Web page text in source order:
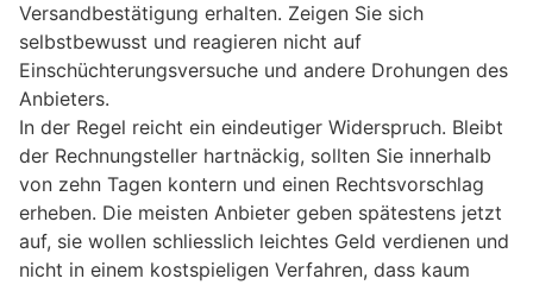
Versandbestätigung erhalten. Zeigen Sie sich
selbstbewusst und reagieren nicht auf
Einschüchterungsversuche und andere Drohungen des
Anbieters.
In der Regel reicht ein eindeutiger Widerspruch. Bleibt
der Rechnungsteller hartnäckig, sollten Sie innerhalb
von zehn Tagen kontern und einen Rechtsvorschlag
erheben. Die meisten Anbieter geben spätestens jetzt
auf, sie wollen schliesslich leichtes Geld verdienen und
nicht in einem kostspieligen Verfahren, dass kaum